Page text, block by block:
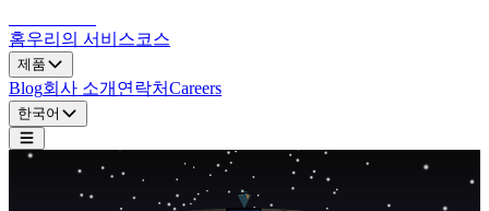
홈우리의 서비스코스
제품
Blog회사 소개 연락처Careers
한국어